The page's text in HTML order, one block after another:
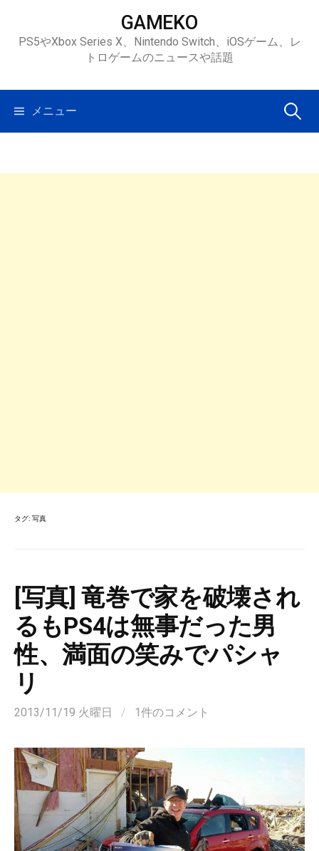
ツ
ス
GAMEKO
PS5やXbox Series X、Nintendo Switch、iOSゲーム、レ
トロゲームのニュースや話題
メニュー 検
タグ: 写真
[写真] 竜巻で家を破壊され
るもPS4は無事だった男
性、満面の笑みでパシャ
リ
2013/11/19 火曜日 / 1件のコメント